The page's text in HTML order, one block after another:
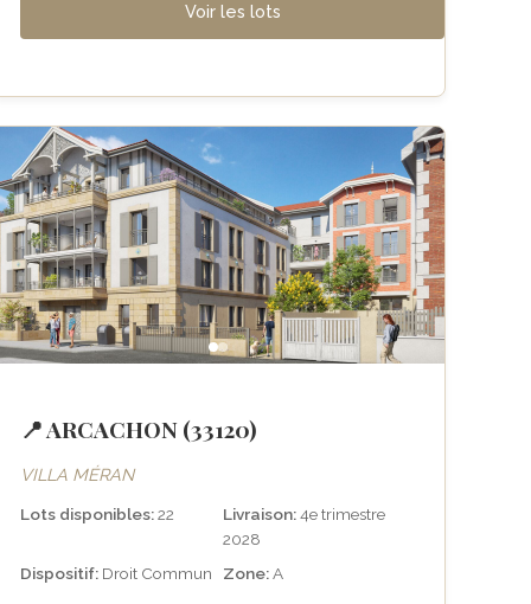
Voir les lots
📍 ARCACHON (33120)
VILLA MÉRAN
Lots disponibles:22 Livraison:4e trimestre
2028
Dispositif: Droit Commun Zone:A